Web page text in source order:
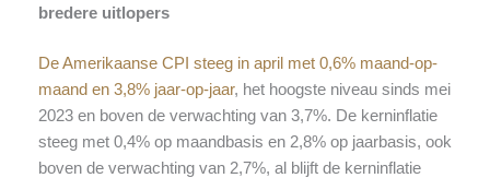
bredere uitlopers
De Amerikaanse CPI steeg in april met 0,6% maand-op-
maand en 3,8% jaar-op-jaar, het hoogste niveau sinds mei
2023 en boven de verwachting van 3,7%. De kerninflatie
steeg met 0,4% op maandbasis en 2,8% op jaarbasis, ook
boven de verwachting van 2,7%, al blijft de kerninflatie